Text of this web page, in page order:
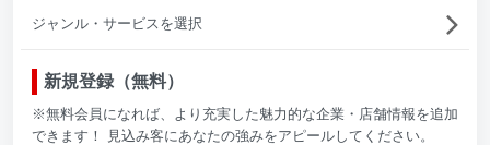
ジャンル・サービスを選択
新規登録（無料）
※無料会員になれば、より充実した魅力的な企業・店舗情報を追加
できます！ 見込み客にあなたの強みをアピールしてください。